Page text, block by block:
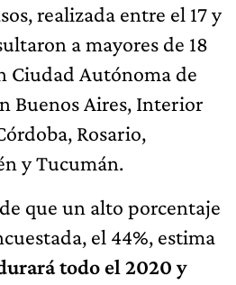
realizada entre el 17 y
a mayores de 18
Ciudad Autónoma de
Buenos Aires, Interior
Rosario,
y Tucumán.
que un alto porcentaje
el 44%, estima
todo el 2020 y